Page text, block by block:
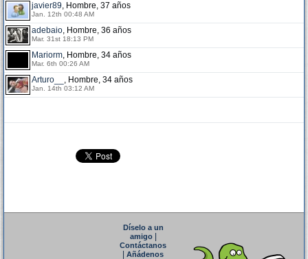
javier89, Hombre, 37 años
Jan. 12th 00:48 AM
adebaio, Hombre, 36 años
Mar. 31st 18:13 PM
Mariorm, Hombre, 34 años
Mar. 6th 00:26 AM
Arturo__ , Hombre, 34 años
Jan. 14th 03:12 AM
Díselo a un
amigo|
Contáctanos
Añádenos